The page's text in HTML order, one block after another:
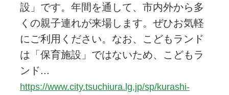
設」です。年間を通して、市内外から多
くの親子連れが来場します。ぜひお気軽
にご利用ください。なお、こどもランド
は「保育施設」ではないため、こどもラ
ンド...
https://www.city.tsuchiura.lg.jp/sp/kurashi-